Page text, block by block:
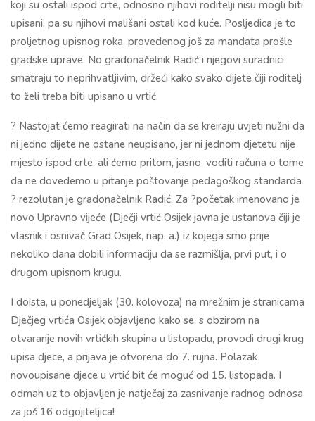
koji su ostali ispod crte, odnosno njihovi roditelji nisu mogli biti
upisani, pa su njihovi mališani ostali kod kuće. Posljedica je to
proljetnog upisnog roka, provedenog još za mandata prošle
gradske uprave. No gradonačelnik Radić i njegovi suradnici
smatraju to neprihvatljivim, držeći kako svako dijete čiji roditelj
to želi treba biti upisano u vrtić.
? Nastojat ćemo reagirati na način da se kreiraju uvjeti nužni da
ni jedno dijete ne ostane neupisano, jer ni jednom djetetu nije
mjesto ispod crte, ali ćemo pritom, jasno, voditi računa o tome
da ne dovedemo u pitanje poštovanje pedagoškog standarda
? rezolutan je gradonačelnik Radić. Za ?početak imenovano je
novo Upravno vijeće (Dječji vrtić Osijek javna je ustanova čiji je
vlasnik i osnivač Grad Osijek, nap. a.) iz kojega smo prije
nekoliko dana dobili informaciju da se razmišlja, prvi put, i o
drugom upisnom krugu.
I doista, u ponedjeljak (30. kolovoza) na mrežnim je stranicama
Dječjeg vrtića Osijek objavljeno kako se, s obzirom na
otvaranje novih vrtićkih skupina u listopadu, provodi drugi krug
upisa djece, a prijava je otvorena do 7. rujna. Polazak
novoupisane djece u vrtić bit će moguć od 15. listopada. I
odmah uz to objavljen je natječaj za zasnivanje radnog odnosa
za još 16 odgojiteljica!